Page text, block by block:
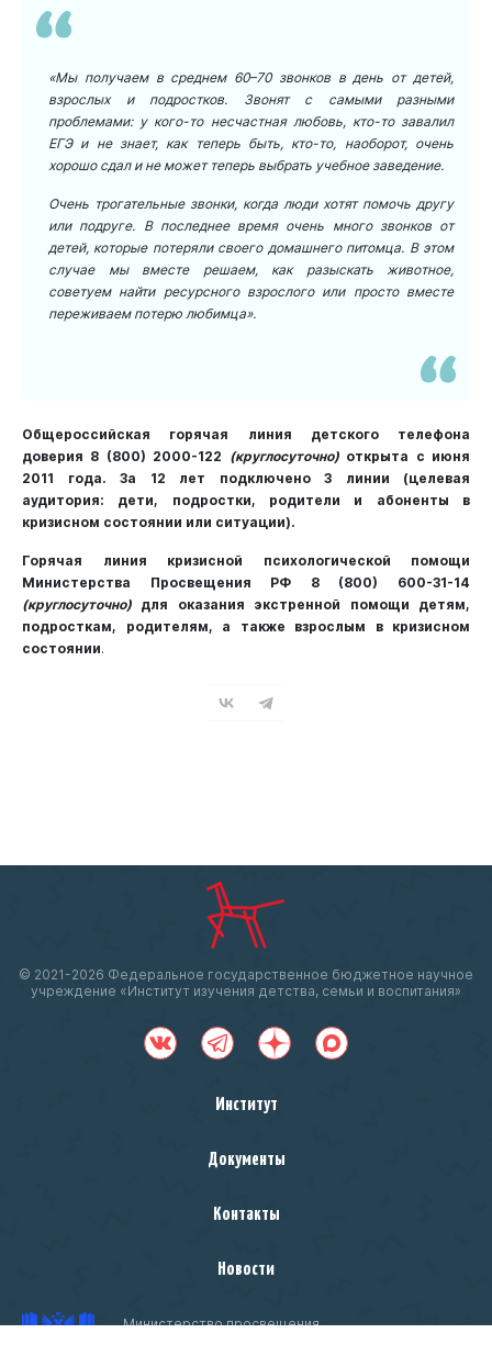
«Мы получаем в среднем 60–70 звонков в день от детей,
взрослых и подростков. Звонят с самыми разными
проблемами: у кого-то несчастная любовь, кто-то завалил
ЕГЭ и не знает, как теперь быть, кто-то, наоборот, очень
хорошо сдал и не может теперь выбрать учебное заведение.
Очень трогательные звонки, когда люди хотят помочь другу
или подруге. В последнее время очень много звонков от
детей, которые потеряли своего домашнего питомца. В этом
случае мы вместе решаем, как разыскать животное,
советуем найти ресурсного взрослого или просто вместе
переживаем потерю любимца».
Общероссийская горячая линия детского телефона
доверия 8 (800) 2000-122 (круглосуточно)открыта с июня
2011 года. За 12 лет подключено 3 линии (целевая
аудитория: дети, подростки, родители и абоненты в
кризисном состоянии или ситуации).
Горячая линия кризисной психологической помощи
Министерства Просвещения РФ 8 (800) 600-31-14
(круглосуточно) для оказания экстренной помощи детям,
подросткам, родителям, а также взрослым в кризисном
состоянии.
© 2021-2026 Федеральное государственное бюджетное научное
учреждение «Институт изучения детства, семьи и воспитания»
Институт
Документы
Контакты
Новости
Министерство просвещения